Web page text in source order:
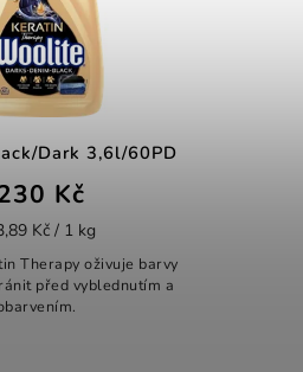
SAVO Perex 1,2l Květinová
Savo Perex s květinovou vůní dokonale
odstraňuje skvrny a zanechává
dokonale čisté a svěží prádlo. Díky